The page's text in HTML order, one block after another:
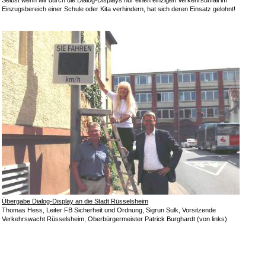
Einzugsbereich einer Schule oder Kita verhindern, hat sich deren Einsatz gelohnt!
Übergabe Dialog-Display an die Stadt Rüsselsheim
Thomas Hess, Leiter FB Sicherheit und Ordnung, Sigrun Sulk, Vorsitzende
Verkehrswacht Rüsselsheim, Oberbürgermeister Patrick Burghardt (von links)